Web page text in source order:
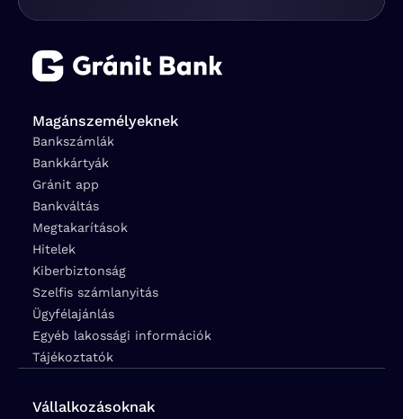
Magánszemélyeknek
Bankszámlák
Bankkártyák
Gránit app
Bankváltás
Megtakarítások
Hitelek
Kiberbiztonság
Szelfis számlanyitás
Ügyfélajánlás
Egyéb lakossági információk
Tájékoztatók
Vállalkozásoknak